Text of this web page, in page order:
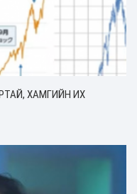
ХАМГИЙН ИХ